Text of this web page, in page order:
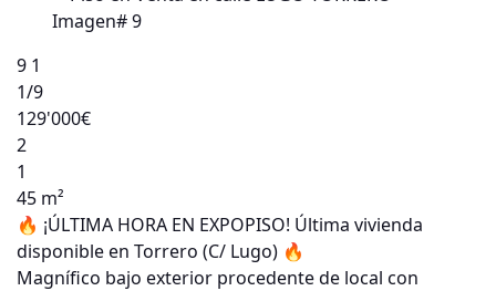
9 1
1/9
129'000€
2
1
45 m²
🔥 ¡ÚLTIMA HORA EN EXPOPISO! Última vivienda
disponible en Torrero (C/ Lugo) 🔥
Magnífico bajo exterior procedente de local con